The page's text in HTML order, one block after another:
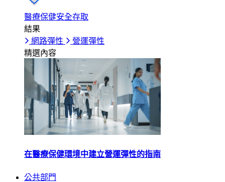
醫療保健安全存取
結果
網路彈性
營運彈性
精選內容
在醫療保健環境中建立營運彈性的指南
公共部門